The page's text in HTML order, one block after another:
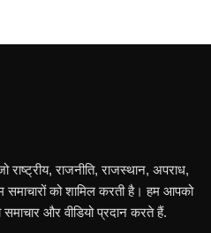
राष्ट्रीय, राजनीति, राजस्थान, अपराध,
को शामिल करती है। हम आपको
और वीडियो प्रदान करते हैं.